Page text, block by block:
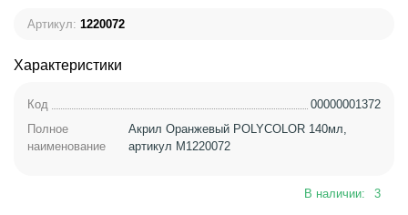
Артикул: 1220072
Характеристики
Код
00000001372
Полное
наименование
Акрил Оранжевый POLYCOLOR 140мл,
артикул M1220072
В наличии: 3